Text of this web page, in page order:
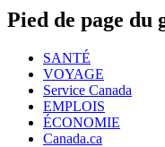
Pied de page du
SANTÉ
VOYAGE
Service Canada
EMPLOIS
ÉCONOMIE
Canada.ca